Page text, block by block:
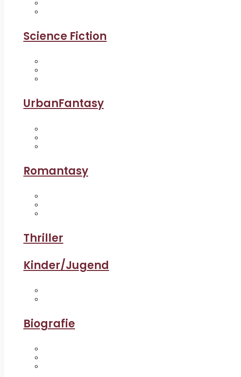
Science Fiction
UrbanFantasy
Romantasy
Thriller
Kinder/Jugend
Biografie